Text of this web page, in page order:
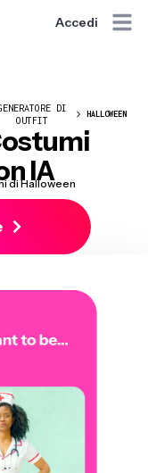
Accedi
DI
OUTFIT
HALLOWEEN
IA
di Halloween